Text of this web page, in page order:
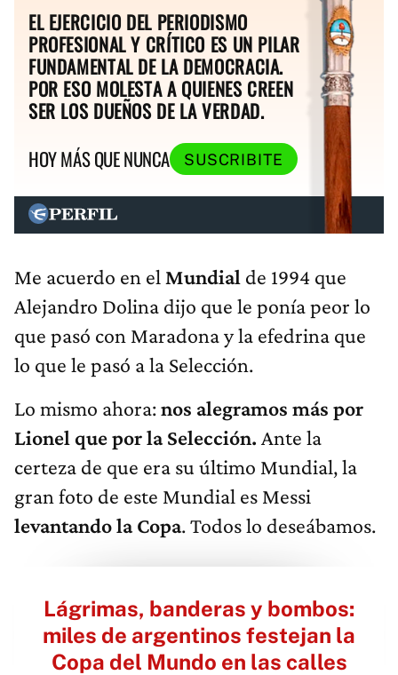
EL EJERCICIO DEL PERIODISMO
PROFESIONAL Y CRÍTICO ES UN PILAR
FUNDAMENTAL DE LA DEMOCRACIA.
POR ESO MOLESTA A QUIENES CREEN
SER LOS DUEÑOS DE LA VERDAD.
HOY MÁS QUE NUNCA
SUSCRIBITE
Me acuerdo en el Mundial de 1994 que
Alejandro Dolina dijo que le ponía peor lo
que pasó con Maradona y la efedrina que
lo que le pasó a la Selección.
Lo mismo ahora:nos alegramos más por
Lionel que por la Selección. Ante la
certeza de que era su último Mundial, la
gran foto de este Mundial es Messi
levantando la Copa. Todos lo deseábamos.
Lágrimas, banderas y bombos:
miles de argentinos festejan la
Copa del Mundo en las calles